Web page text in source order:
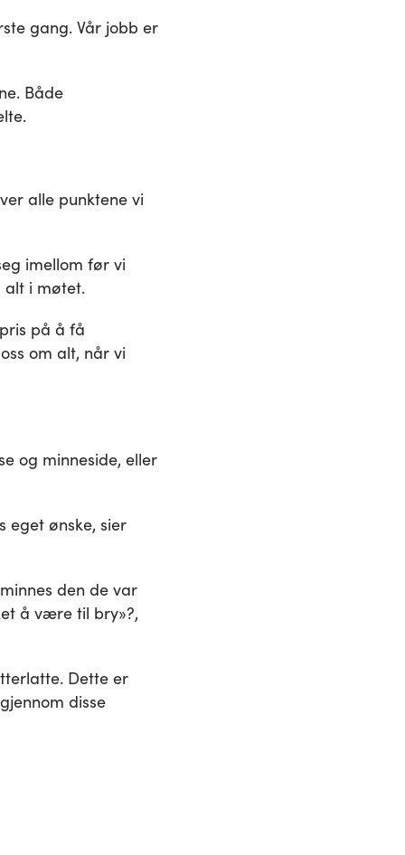
gang. Vår jobb er
Både
alle punktene vi
imellom før vi
alt i møtet.
på å få
om alt, når vi
og minneside, eller
eget ønske, sier
den de var
å være til bry»?,
Dette er
disse